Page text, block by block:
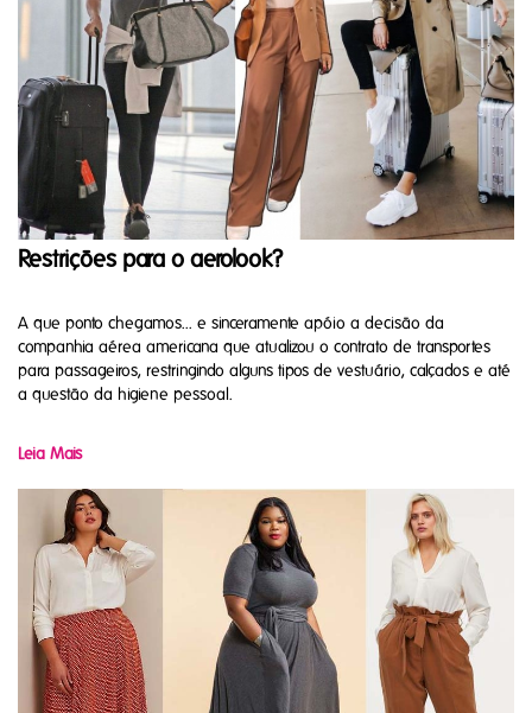
Restrições para o aerolook?
A que ponto chegamos... e sinceramente apóio a decisão da
companhia aérea americana que atualizou o contrato de transportes
para passageiros, restringindo alguns tipos de vestuário, calçados e até
a questão da higiene pessoal.
Leia Mais